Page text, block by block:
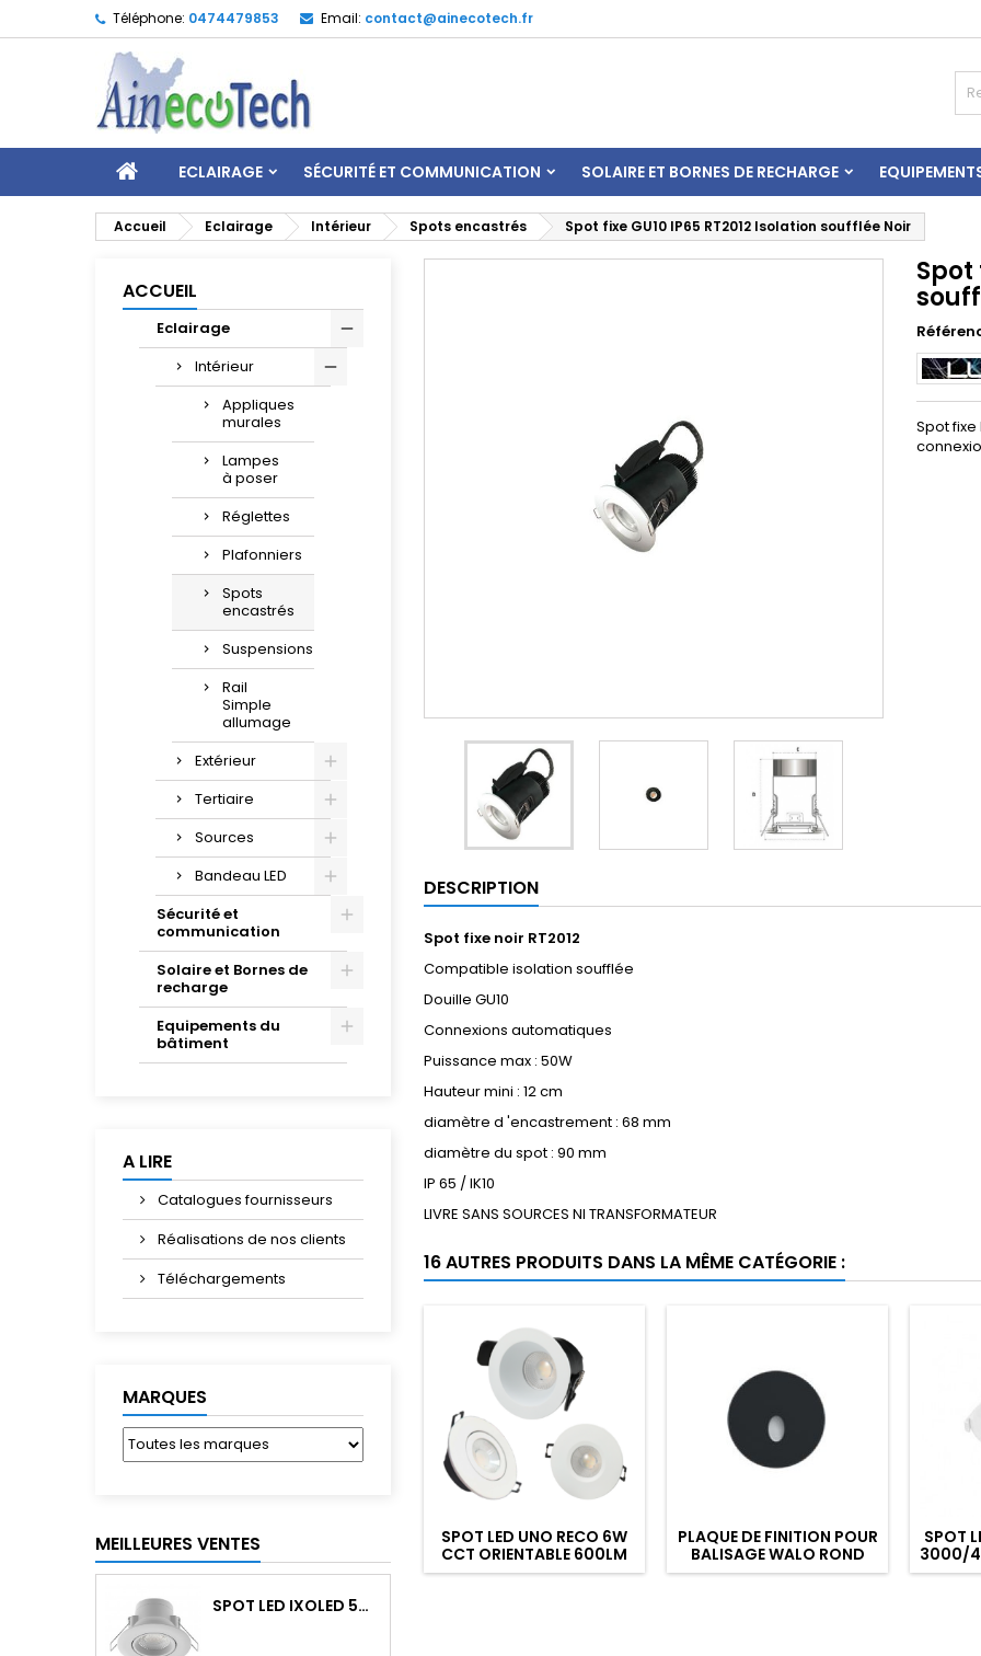
Téléphone: 0474479853 Email: contact@ainecotech.fr
ECLAIRAGE SÉCURITÉ ET COMMUNICATION SOLAIRE ET BORNES DE RECHARGE
Accueil Eclairage Intérieur Spots encastrés Spot fixe GU10 IP65 RT2012 Isolation soufflée Noir
ACCUEIL
Eclairage
Intérieur
Appliques
murales
Lampes
à poser
Réglettes
Plafonniers
Spots
encastrés
Suspensions
Rail
Simple
allumage
Extérieur
Tertiaire
Sources
Bandeau LED
Sécurité et
communication
Solaire et Bornes de
recharge
Equipements du
bâtiment
A LIRE
Catalogues fournisseurs
Réalisations de nos clients
Téléchargements
MARQUES
MEILLEURES VENTES
SPOT LED IXOLED 5W ORIENTABLE CCT DIMMABLE 600LM IP65 BLANC BBC
Spot
Spot fixe
DESCRIPTION
Spot fixe noir RT2012
Compatible isolation soufflée
Douille GU10
Connexions automatiques
Puissance max : 50W
Hauteur mini : 12 cm
diamètre d 'encastrement : 68 mm
diamètre du spot : 90 mm
IP 65 / IK10
LIVRE SANS SOURCES NI TRANSFORMATEUR
16 AUTRES PRODUITS DANS LA MÊME CATÉGORIE :
SPOT LED UNO RECO 6W
CCT ORIENTABLE 600LM
DIM. IP65 BLANC RECOUV.
PLAQUE DE FINITION POUR
BALISAGE WALO ROND
NOIR
SPOT
3000/